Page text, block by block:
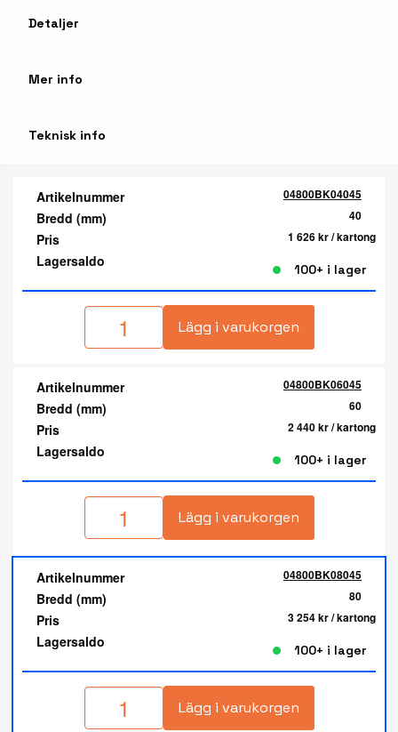
Detaljer
Mer info
Teknisk info
Artikelnummer 04800BK04045
Bredd (mm) 40
Pris 1 626 kr/ kartong
Lagersaldo 100+ i lager
Lägg i varukorgen
Artikelnummer 04800BK06045
Bredd (mm) 60
Pris 2 440 kr/ kartong
Lagersaldo 100+ i lager
Lägg i varukorgen
Artikelnummer 04800BK08045
Bredd (mm) 80
Pris 3 254 kr/ kartong
Lagersaldo 100+ i lager
Lägg i varukorgen